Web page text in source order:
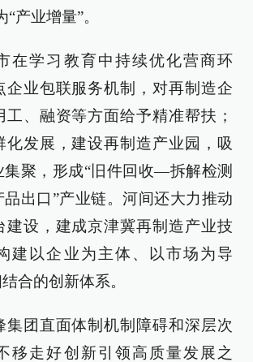
产业增量”。
在学习教育中持续优化营商环
企业包联服务机制，对再制造企
工、融资等方面给予精准帮扶；
化发展，建设再制造产业园，吸
集聚，形成“旧件回收—拆解检测
出口”产业链。河间还大力推动
建设，建成京津冀再制造产业技
建以企业为主体、以市场为导
合的创新体系。
集团直面体制机制障碍和深层次
移走好创新引领高质量发展之